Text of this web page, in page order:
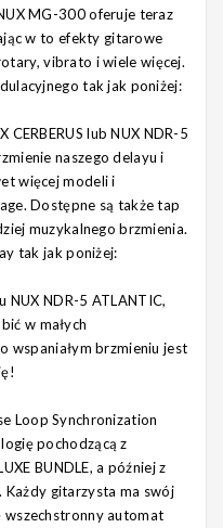
MG-300 oferuje teraz
w to efekty gitarowe
vibrato i wiele więcej.
tak jak poniżej:
lub NUX NDR-5
naszego delayu i
więcej modeli i
Dostępne są także tap
muzykalnego brzmienia.
tak jak poniżej:
NUX NDR-5 ATLANTIC,
w małych
wspaniałym brzmieniu jest
Loop Synchronization
pochodzącą z
BUNDLE, a później z
Każdy gitarzysta ma swój
wszechstronny automat